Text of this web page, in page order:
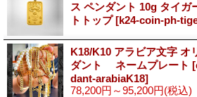
ス ペンダント 10g タイガ
トトップ[k24-coin-ph-
K18/K10 アラビア文字 オ
ダント ネームプレート
dant-arabiaK18]
78,200円～95,200円(税込)